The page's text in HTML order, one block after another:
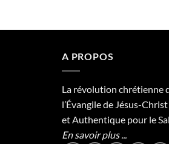
A PROPOS
La révolution chrétienne
l’Évangile de Jésus-
et Authentique pour le
En savoir plus ...